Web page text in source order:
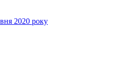
2020 року